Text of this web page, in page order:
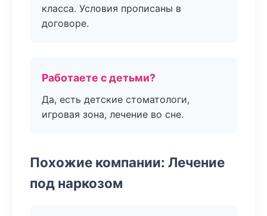
класса. Условия прописаны в
договоре.
Работаете с детьми?
Да, есть детские стоматологи,
игровая зона, лечение во сне.
Похожие компании: Лечение
под наркозом